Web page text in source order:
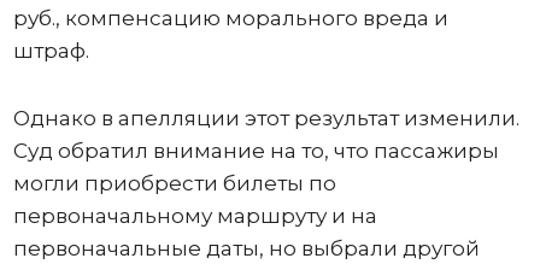
руб., компенсацию морального вреда и
штраф.
Однако в апелляции этот результат изменили.
Суд обратил внимание на то, что пассажиры
могли приобрести билеты по
первоначальному маршруту и на
первоначальные даты, но выбрали другой